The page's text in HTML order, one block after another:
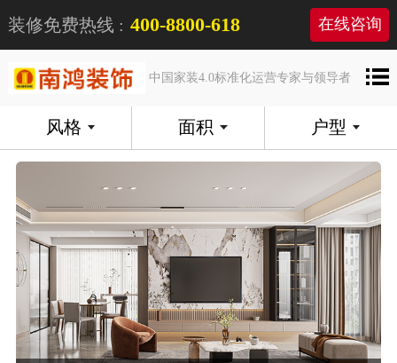
装修免费热线 : 400-8800-618 在线咨询
中国家装4.0标准化运营专家与领导者
风格 面积 户型